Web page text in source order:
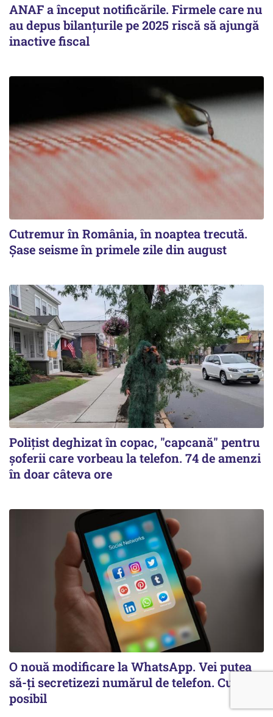
ANAF a început notificările. Firmele care nu
au depus bilanțurile pe 2025 riscă să ajungă
inactive fiscal
Cutremur în România, în noaptea trecută.
Șase seisme în primele zile din august
Polițist deghizat în copac, "capcană" pentru
șoferii care vorbeau la telefon. 74 de amenzi
în doar câteva ore
O nouă modificare la WhatsApp. Vei putea
să-ți secretizezi numărul de telefon. Cum e
posibil